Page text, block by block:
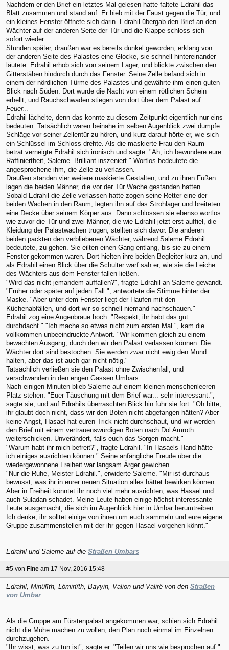
Nachdem er den Brief ein letztes Mal gelesen hatte faltete Edrahil das
Blatt zusammen und stand auf. Er hieb mit der Faust gegen die Tür, und
ein kleines Fenster öffnete sich darin. Edrahil übergab den Brief an den
Wächter auf der anderen Seite der Tür und die Klappe schloss sich
sofort wieder.
Stunden später, draußen war es bereits dunkel geworden, erklang von
der anderen Seite des Palastes eine Glocke, sie schnell hintereinander
läutete. Edrahil erhob sich von seinem Lager, und blickte zwischen den
Gitterstäben hindurch durch das Fenster. Seine Zelle befand sich in
einem der nördlichen Türme des Palastes und gewährte ihm einen guten
Blick nach Süden. Dort wurde die Nacht von einem rötlichen Schein
erhellt, und Rauchschwaden stiegen von dort über dem Palast auf.
Feuer...
Edrahil lächelte, denn das konnte zu diesem Zeitpunkt eigentlich nur eins
bedeuten. Tatsächlich waren beinahe im selben Augenblick zwei dumpfe
Schläge vor seiner Zellentür zu hören, und kurz darauf hörte er, wie sich
ein Schlüssel im Schloss drehte. Als die maskierte Frau den Raum
betrat verneigte Edrahil sich ironisch und sagte: "Ah, ich bewundere eure
Raffiniertheit, Saleme. Brilliant inszeniert." Wortlos bedeutete die
angesprochene ihm, die Zelle zu verlassen.
Draußen standen vier weitere maskierte Gestalten, und zu ihren Füßen
lagen die beiden Männer, die vor der Tür Wache gestanden hatten.
Sobald Edrahil die Zelle verlassen hatte zogen seine Retter eine der
beiden Wachen in den Raum, legten ihn auf das Strohlager und breiteten
eine Decke über seinem Körper aus. Dann schlossen sie ebenso wortlos
wie zuvor die Tür und zwei Männer, die wie Edrahil jetzt erst auffiel, die
Kleidung der Palastwachen trugen, stellten sich davor. Die anderen
beiden packten den verbliebenen Wächter, während Saleme Edrahil
bedeutete, zu gehen. Sie eilten einen Gang entlang, bis sie zu einem
Fenster gekommen waren. Dort hielten ihre beiden Begleiter kurz an, und
als Edrahil einen Blick über die Schulter warf sah er, wie sie die Leiche
des Wächters aus dem Fenster fallen ließen.
"Wird das nicht jemandem auffallen?", fragte Edrahil an Saleme gewandt.
"Früher oder später auf jeden Fall.", antwortete die Stimme hinter der
Maske. "Aber unter dem Fenster liegt der Haufen mit den
Küchenabfällen, und dort wir so schnell niemand nachschauen."
Edrahil zog eine Augenbraue hoch. "Respekt, ihr habt das gut
durchdacht." "Ich mache so etwas nicht zum ersten Mal.", kam die
vollkommen unbeeindruckte Antwort. "Wir kommen gleich zu einem
bewachten Ausgang, durch den wir den Palast verlassen können. Die
Wächter dort sind bestochen. Sie werden zwar nicht ewig den Mund
halten, aber das ist auch gar nicht nötig."
Tatsächlich verließen sie den Palast ohne Zwischenfall, und
verschwanden in den engen Gassen Umbars.
Nach einigen Minuten blieb Saleme auf einem kleinen menschenleeren
Platz stehen. "Euer Täuschung mit dem Brief war... sehr interessant.",
sagte sie, und auf Edrahils überraschten Blick hin fuhr sie fort: "Oh bitte,
ihr glaubt doch nicht, dass wir den Boten nicht abgefangen hätten? Aber
keine Angst, Hasael hat euren Trick nicht durchschaut, und wir werden
den Brief mit einem vertrauenswürdigen Boten nach Dol Amroth
weiterschicken. Unverändert, falls euch das Sorgen macht."
"Warum habt ihr mich befreit?", fragte Edrahil. "In Hasaels Hand hätte
ich einiges ausrichten können." Seine anfängliche Freude über die
wiedergewonnene Freiheit war langsam Ärger gewichen.
"Nur die Ruhe, Meister Edrahil.", erwiderte Saleme. "Mir ist durchaus
bewusst, was ihr in eurer neuen Situation alles hättet bewirken können.
Aber in Freiheit könntet ihr noch viel mehr ausrichten, was Hasael und
auch Suladan schadet. Meine Leute haben einige höchst interessante
Leute ausgemacht, die sich im Augenblick hier in Umbar herumtreiben.
Ich denke, ihr solltet einige von ihnen um euch sammeln und eure eigene
Gruppe zusammenstellen mit der ihr gegen Hasael vorgehen könnt."
Edrahil und Saleme auf die Straßen Umbars
#5 von Fine am 17 Nov, 2016 15:48
Edrahil, Minûlîth, Lóminîth, Bayyin, Valion und Valirë von den Straßen
von Umbar
Als die Gruppe am Fürstenpalast angekommen war, schien sich Edrahil
nicht die Mühe machen zu wollen, den Plan noch einmal im Einzelnen
durchzugehen.
"Ihr wisst, was zu tun ist", sagte er. "Teilen wir uns wie besprochen auf."